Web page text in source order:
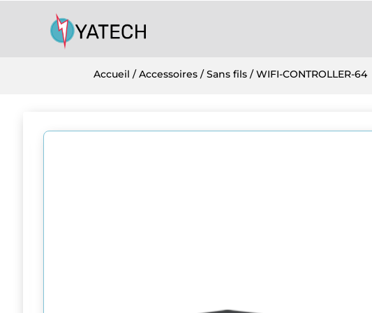
Accueil /Accessoires /Sans fils / WIFI-CONTROLLER-64